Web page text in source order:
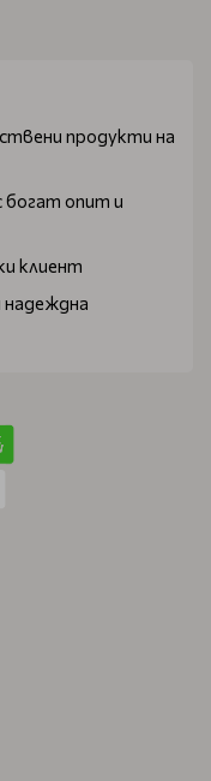
продукти на
богат опит и
клиент